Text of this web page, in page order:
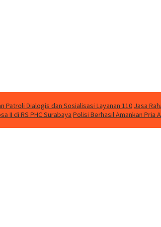
Patroli Dialogis dan Sosialisasi Layanan 110 Jasa
II di RS PHC Surabaya Polisi Berhasil Amankan Pria